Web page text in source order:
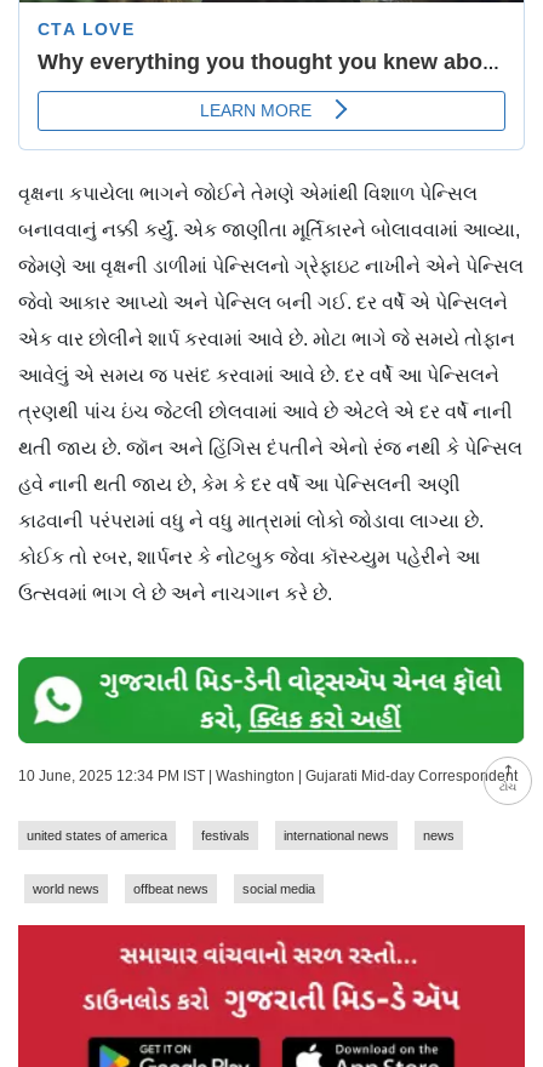
ટોચ
વૃક્ષના કપાયેલા ભાગને જોઈને તેમણે એમાંથી વિશાળ પેન્સિલ
બનાવવાનું નક્કી કર્યું. એક જાણીતા મૂર્તિકારને બોલાવવામાં આવ્યા,
જેમણે આ વૃક્ષની ડાળીમાં પેન્સિલનો ગ્રેફાઇટ નાખીને એને પેન્સિલ
જેવો આકાર આપ્યો અને પેન્સિલ બની ગઈ. દર વર્ષે એ પેન્સિલને
એક વાર છોલીને શાર્પ કરવામાં આવે છે. મોટા ભાગે જે સમયે તોફાન
આવેલું એ સમય જ પસંદ કરવામાં આવે છે. દર વર્ષે આ પેન્સિલને
ત્રણથી પાંચ ઇંચ જેટલી છોલવામાં આવે છે એટલે એ દર વર્ષે નાની
થતી જાય છે. જૉન અને હિંગિસ દંપતીને એનો રંજ નથી કે પેન્સિલ
હવે નાની થતી જાય છે, કેમ કે દર વર્ષે આ પેન્સિલની અણી
કાઢવાની પરંપરામાં વધુ ને વધુ માત્રામાં લોકો જોડાવા લાગ્યા છે.
કોઈક તો રબર, શાર્પનર કે નોટબુક જેવા કૉસ્ચ્યુમ પહેરીને આ
ઉત્સવમાં ભાગ લે છે અને નાચગાન કરે છે.
10 June, 2025 12:34 PM IST | Washington | Gujarati Mid-day Correspondent
united states of america festivals international news news
world news offbeat news social media